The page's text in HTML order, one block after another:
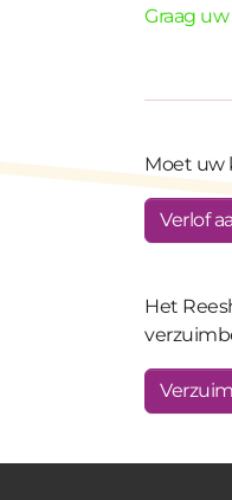
Graag
Moet uw
Verlof
Het